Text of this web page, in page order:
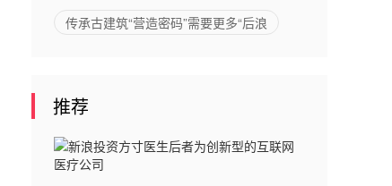
传承古建筑“营造密码”需要更多“后浪
推荐